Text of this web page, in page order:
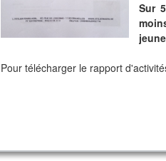
Sur
Pour télécharger le rapport